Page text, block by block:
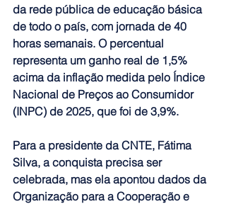
da rede pública de educação básica
de todo o país, com jornada de 40
horas semanais. O percentual
representa um ganho real de 1,5%
acima da inflação medida pelo Índice
Nacional de Preços ao Consumidor
(INPC) de 2025, que foi de 3,9%.
Para a presidente da CNTE, Fátima
Silva, a conquista precisa ser
celebrada, mas ela apontou dados da
Organização para a Cooperação e